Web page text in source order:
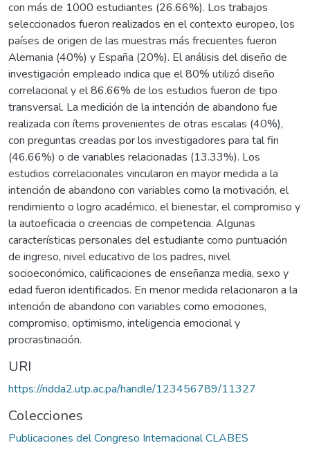
con más de 1000 estudiantes (26.66%). Los trabajos
seleccionados fueron realizados en el contexto europeo, los
países de origen de las muestras más frecuentes fueron
Alemania (40%) y España (20%). El análisis del diseño de
investigación empleado indica que el 80% utilizó diseño
correlacional y el 86.66% de los estudios fueron de tipo
transversal. La medición de la intención de abandono fue
realizada con ítems provenientes de otras escalas (40%),
con preguntas creadas por los investigadores para tal fin
(46.66%) o de variables relacionadas (13.33%). Los
estudios correlacionales vincularon en mayor medida a la
intención de abandono con variables como la motivación, el
rendimiento o logro académico, el bienestar, el compromiso y
la autoeficacia o creencias de competencia. Algunas
características personales del estudiante como puntuación
de ingreso, nivel educativo de los padres, nivel
socioeconómico, calificaciones de enseñanza media, sexo y
edad fueron identificados. En menor medida relacionaron a la
intención de abandono con variables como emociones,
compromiso, optimismo, inteligencia emocional y
procrastinación.
URI
https://ridda2.utp.ac.pa/handle/123456789/11327
Colecciones
Publicaciones del Congreso Internacional CLABES